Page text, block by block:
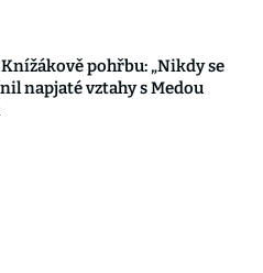
pohřbu: „Nikdy se
napjaté vztahy s Medou